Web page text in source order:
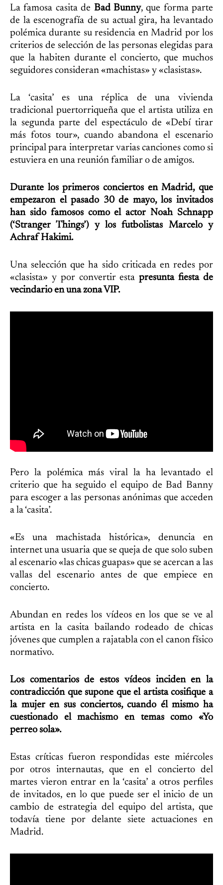
La famosa casita de Bad Bunny, que forma parte
de la escenografía de su actual gira, ha levantado
polémica durante su residencia en Madrid por los
criterios de selección de las personas elegidas para
que la habiten durante el concierto, que muchos
seguidores consideran «machistas» y «clasistas».
La ‘casita’ es una réplica de una vivienda
tradicional puertorriqueña que el artista utiliza en
la segunda parte del espectáculo de «Debí tirar
más fotos tour», cuando abandona el escenario
principal para interpretar varias canciones como si
estuviera en una reunión familiar o de amigos.
Durante los primeros conciertos en Madrid, que
empezaron el pasado 30 de mayo, los invitados
han sido famosos como el actor Noah Schnapp
(‘Stranger Things’) y los futbolistas Marcelo y
Achraf Hakimi.
Una selección que ha sido criticada en redes por
«clasista» y por convertir esta presunta fiesta de
vecindario en una zona VIP.
Pero la polémica más viral la ha levantado el
criterio que ha seguido el equipo de Bad Banny
para escoger a las personas anónimas que acceden
a la ‘casita’.
«Es una machistada histórica», denuncia en
internet una usuaria que se queja de que solo suben
al escenario «las chicas guapas» que se acercan a las
vallas del escenario antes de que empiece en
concierto.
Abundan en redes los vídeos en los que se ve al
artista en la casita bailando rodeado de chicas
jóvenes que cumplen a rajatabla con el canon físico
normativo.
Los comentarios de estos vídeos inciden en la
contradicción que supone que el artista cosifique a
la mujer en sus conciertos, cuando él mismo ha
cuestionado el machismo en temas como «Yo
perreo sola».
Estas críticas fueron respondidas este miércoles
por otros internautas, que en el concierto del
martes vieron entrar en la ‘casita’ a otros perfiles
de invitados, en lo que puede ser el inicio de un
cambio de estrategia del equipo del artista, que
todavía tiene por delante siete actuaciones en
Madrid.